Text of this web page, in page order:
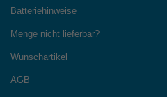
Batteriehinweise
Menge nicht lieferbar?
Wunschartikel
AGB